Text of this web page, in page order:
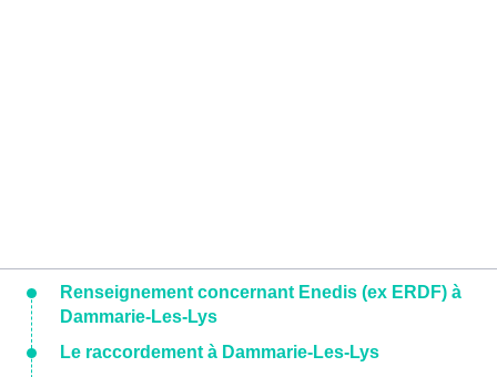
Renseignement concernant Enedis (ex ERDF) à
Dammarie-Les-Lys
Le raccordement à Dammarie-Les-Lys